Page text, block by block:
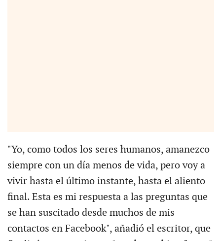
"Yo, como todos los seres humanos, amanezco
siempre con un día menos de vida, pero voy a
vivir hasta el último instante, hasta el aliento
final. Esta es mi respuesta a las preguntas que
se han suscitado desde muchos de mis
contactos en Facebook", añadió el escritor, que